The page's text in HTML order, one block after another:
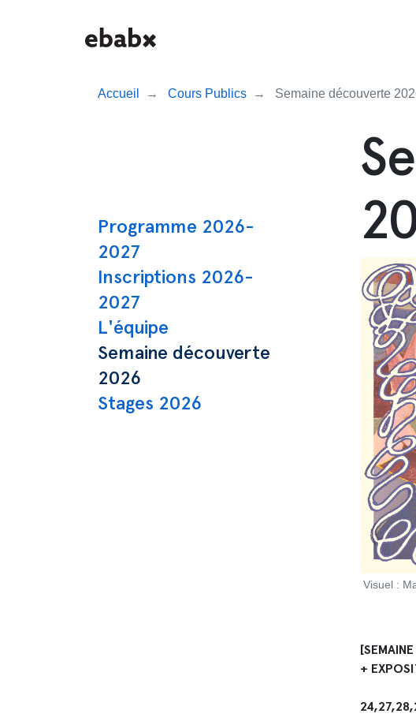
Accueil Cours Publics Semaine découverte
Navigation
Programme 2026-
2027
Inscriptions 2026-
2027
L'équipe
Semaine découverte
2026
Stages 2026
Visuel :
+